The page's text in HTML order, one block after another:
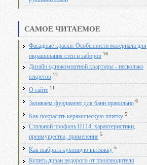
САМОЕ ЧИТАЕМОЕ
Фасадные краски: Особенности материала для
окрашивания стен и заборов 16
Дизайн однокомнатной квартиры - несколько
секретов 12
О сайте 11
Заливаем фундамент для бани правильно 6
Как покрасить керамическую плитку 5
Стальной профиль Н114: характеристики,
преимущества, применение 5
Как выбрать кухонную вытяжку 5
Купить диван недорого от производителя